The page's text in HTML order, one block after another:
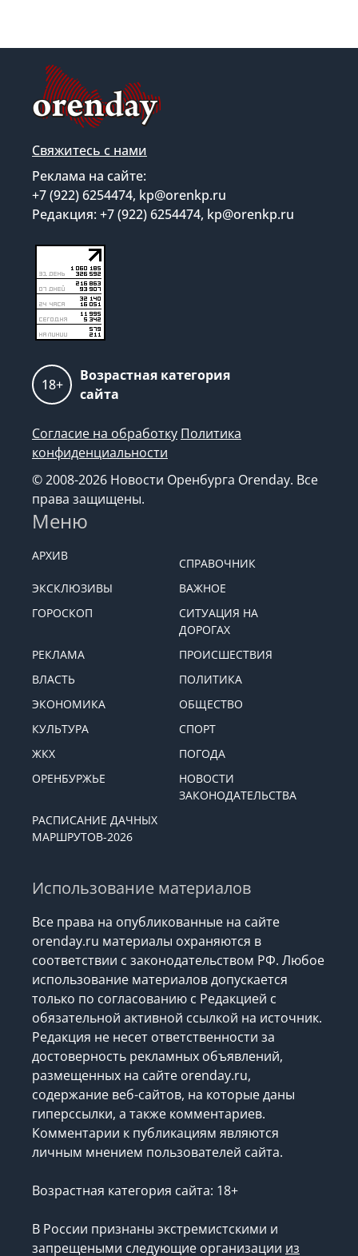
Свяжитесь с нами
Реклама на сайте:
+7 (922) 6254474, kp@orenkp.ru
Редакция: +7 (922) 6254474, kp@orenkp.ru
18+
Возрастная категория
сайта
Согласие на обработку Политика
конфиденциальности
© 2008-2026 Новости Оренбурга Orenday. Все
права защищены.
Меню
АРХИВ
СПРАВОЧНИК
ЭКСКЛЮЗИВЫ
ВАЖНОЕ
ГОРОСКОП
СИТУАЦИЯ НА
ДОРОГАХ
РЕКЛАМА
ПРОИСШЕСТВИЯ
ВЛАСТЬ
ПОЛИТИКА
ЭКОНОМИКА
ОБЩЕСТВО
КУЛЬТУРА
СПОРТ
ЖКХ
ПОГОДА
ОРЕНБУРЖЬЕ
НОВОСТИ
ЗАКОНОДАТЕЛЬСТВА
РАСПИСАНИЕ ДАЧНЫХ
МАРШРУТОВ-2026
Использование материалов
Все права на опубликованные на сайте
orenday.ru материалы охраняются в
соответствии с законодательством РФ. Любое
использование материалов допускается
только по согласованию с Редакцией с
обязательной активной ссылкой на источник.
Редакция не несет ответственности за
достоверность рекламных объявлений,
размещенных на сайте orenday.ru,
содержание веб-сайтов, на которые даны
гиперссылки, а также комментариев.
Комментарии к публикациям являются
личным мнением пользователей сайта.
Возрастная категория сайта: 18+
В России признаны экстремистскими и
запрещеными следующие организации из